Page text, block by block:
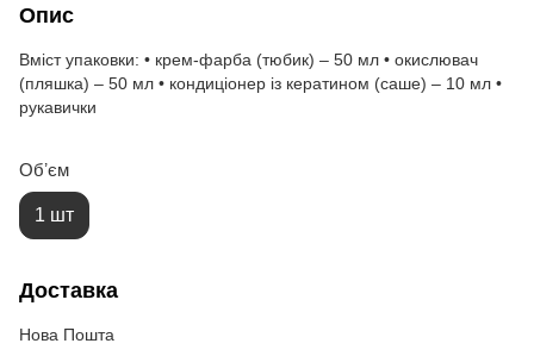
Опис
Вміст упаковки: • крем-фарба (тюбик) – 50 мл • окислювач
(пляшка) – 50 мл • кондиціонер із кератином (саше) – 10 мл •
рукавички
Обʼєм
1 шт
Доставка
Нова Пошта